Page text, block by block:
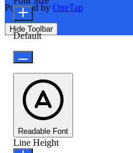
Powered by OneTap
Hide Toolbar
Default
Readable Font
Line Height